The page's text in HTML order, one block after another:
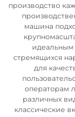
производство
машина
стремящихся
для
операторам
различных
классические